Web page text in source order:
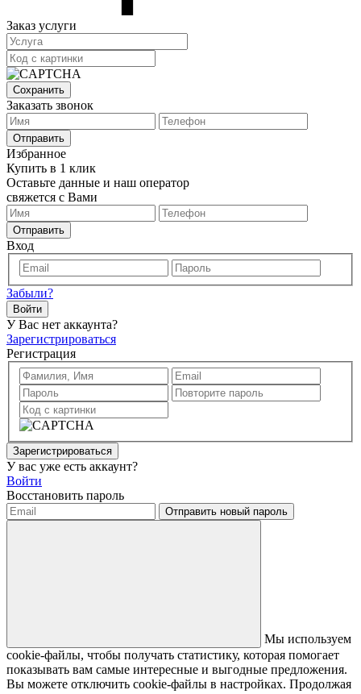
Заказ услуги
Сохранить
Заказать звонок
Отправить
Избранное
Купить в 1 клик
Оставьте данные и наш оператор
свяжется с Вами
Отправить
Вход
Забыли?
Войти
У Вас нет аккаунта?
Зарегистрироваться
Регистрация
Зарегистрироваться
У вас уже есть аккаунт?
Войти
Восстановить пароль
Отправить новый пароль
Мы используем
cookie-файлы, чтобы получать статистику, которая помогает
показывать вам самые интересные и выгодные предложения.
Вы можете отключить cookie-файлы в настройках. Продолжая